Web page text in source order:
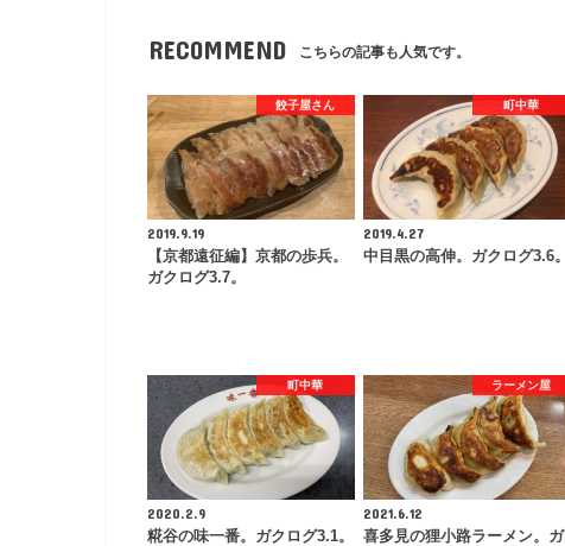
RECOMMEND こちらの記事も人気です。
餃子屋さん
2019.9.19
【京都遠征編】京都の歩兵。
ガクログ3.7。
町中華
2019.4.27
中目黒の高伸。ガクログ3.6。
町中華
2020.2.9
糀谷の味一番。ガクログ3.1。
ラーメン屋
2021.6.12
喜多見の狸小路ラーメン。ガ